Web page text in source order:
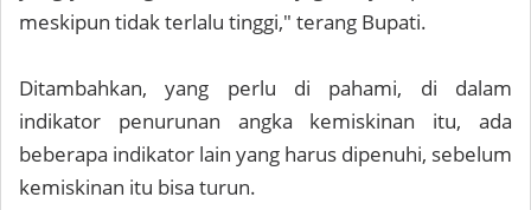
meskipun tidak terlalu tinggi," terang Bupati.
Ditambahkan, yang perlu di pahami, di dalam
indikator penurunan angka kemiskinan itu, ada
beberapa indikator lain yang harus dipenuhi, sebelum
kemiskinan itu bisa turun.